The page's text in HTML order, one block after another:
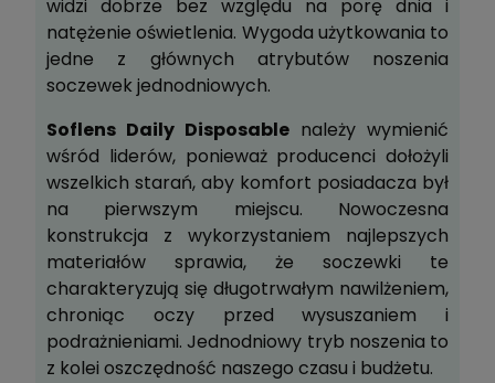
widzi dobrze bez względu na porę dnia i
natężenie oświetlenia. Wygoda użytkowania to
jedne z głównych atrybutów noszenia
soczewek jednodniowych.
Soflens Daily Disposable należy wymienić
wśród liderów, ponieważ producenci dołożyli
wszelkich starań, aby komfort posiadacza był
na pierwszym miejscu. Nowoczesna
konstrukcja z wykorzystaniem najlepszych
materiałów sprawia, że soczewki te
charakteryzują się długotrwałym nawilżeniem,
chroniąc oczy przed wysuszaniem i
podrażnieniami. Jednodniowy tryb noszenia to
z kolei oszczędność naszego czasu i budżetu.